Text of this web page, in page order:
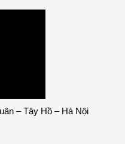
– Tây Hồ – Hà Nội